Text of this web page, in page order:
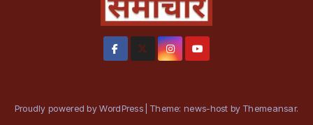
Proudly powered by WordPress Theme: news-host by Themeansar.